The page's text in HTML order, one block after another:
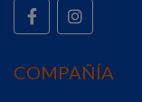
COMPAÑÍA